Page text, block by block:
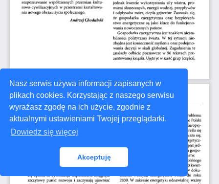
Nasz serwis używa informacji zapisanych w
plikach cookies. Korzystając z naszego serwisu
wyrażasz zgodę na ich użycie, zgodnie z
aktualnymi ustawieniami Twojej przeglądarki.
Dowiedz się więcej
Akceptuję